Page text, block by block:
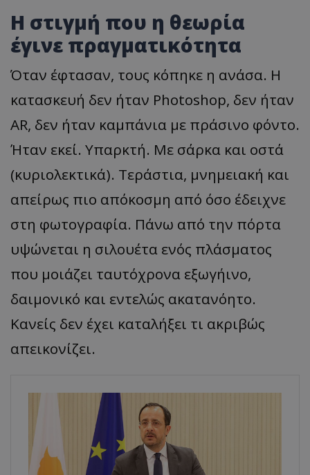
Η στιγμή που η θεωρία
έγινε πραγματικότητα
Όταν έφτασαν, τους κόπηκε η ανάσα. Η
κατασκευή δεν ήταν Photoshop, δεν ήταν
AR, δεν ήταν καμπάνια με πράσινο φόντο.
Ήταν εκεί. Υπαρκτή. Με σάρκα και οστά
(κυριολεκτικά). Τεράστια, μνημειακή και
απείρως πιο απόκοσμη από όσο έδειχνε
στη φωτογραφία. Πάνω από την πόρτα
υψώνεται η σιλουέτα ενός πλάσματος
που μοιάζει ταυτόχρονα εξωγήινο,
δαιμονικό και εντελώς ακατανόητο.
Κανείς δεν έχει καταλήξει τι ακριβώς
απεικονίζει.